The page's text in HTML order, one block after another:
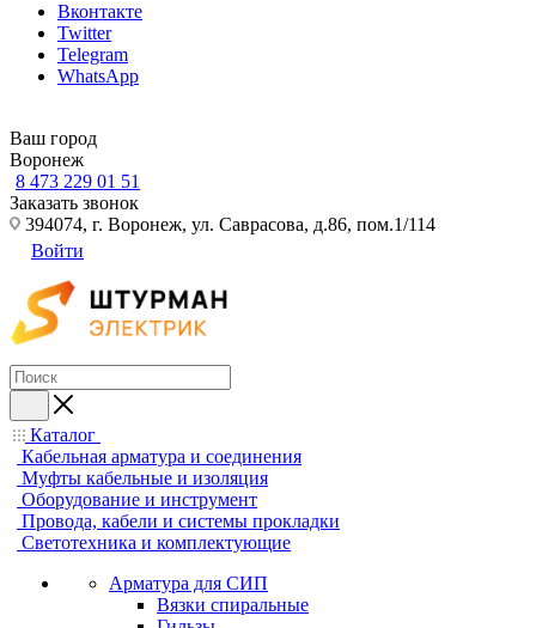
Вконтакте
Twitter
Telegram
WhatsApp
Ваш город
Воронеж
8 473 229 01 51
Заказать звонок
394074, г. Воронеж, ул. Саврасова, д.86, пом.1/114
Войти
Каталог
Кабельная арматура и соединения
Муфты кабельные и изоляция
Оборудование и инструмент
Провода, кабели и системы прокладки
Светотехника и комплектующие
Арматура для СИП
Вязки спиральные